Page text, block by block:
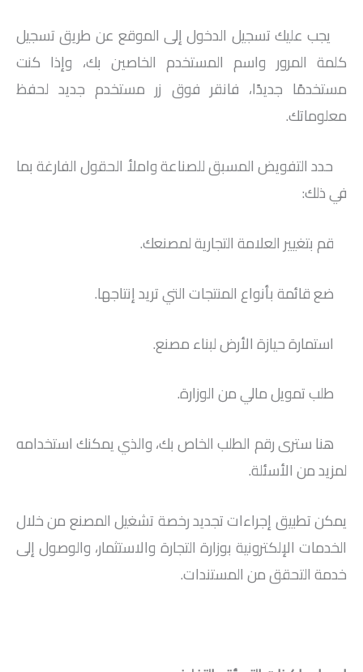
يجب عليك تسجيل الدخول إلى الموقع عن طريق تسجيل
كلمة المرور واسم المستخدم الخاصين بك، وإذا كنت
مستخدمًا جديدًا، فانقر فوق زر مستخدم جديد لحفظ
معلوماتك.
حدد التفويض المسبق للصناعة واملأ الحقول الفارغة بما
في ذلك:
قم بتغيير العلامة التجارية لمصنعك.
ضع قائمة بأنواع المنتجات التي تريد إنتاجها.
استمارة حيازة الأرض لبناء مصنع.
طلب تمويل مالي من الوزارة.
هنا سترى رقم الطلب الخاص بك، والذي يمكنك استخدامه
لمزيد من الأسئلة.
يمكن تطبيق إجراءات تجديد رخصة تشغيل المصنع من خلال
الخدمات الإلكترونية بوزارة التجارة والاستثمار، والوصول إلى
خدمة التحقق من المستندات.